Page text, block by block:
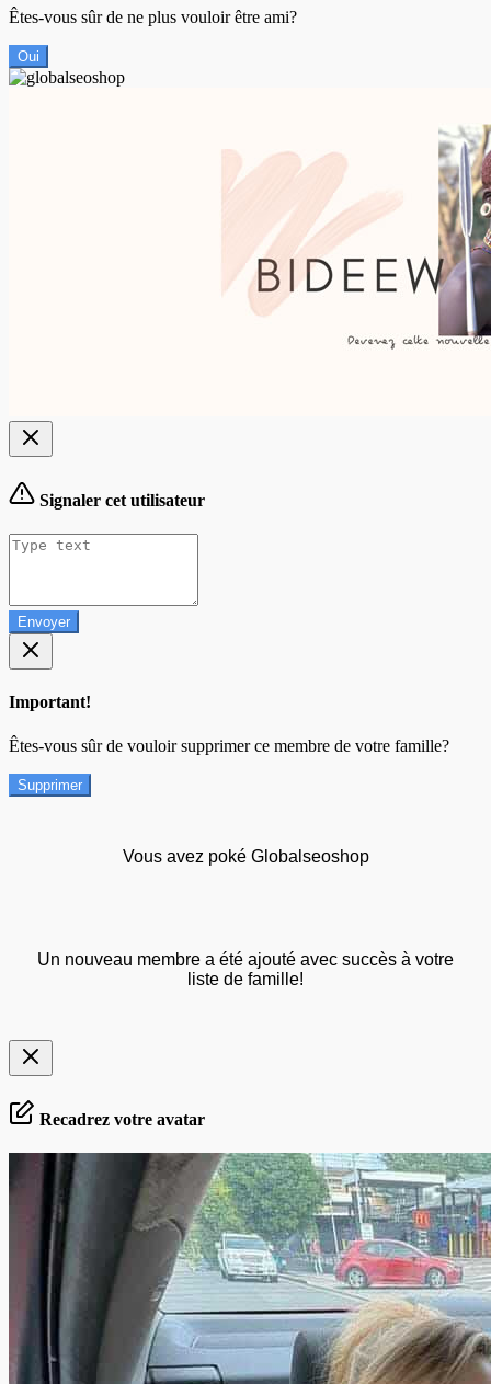
Êtes-vous sûr de ne plus vouloir être ami?
Oui
Signaler cet utilisateur
Envoyer
Important!
Êtes-vous sûr de vouloir supprimer ce membre de votre famille?
Supprimer
Vous avez poké Globalseoshop
Un nouveau membre a été ajouté avec succès à votre
liste de famille!
Recadrez votre avatar